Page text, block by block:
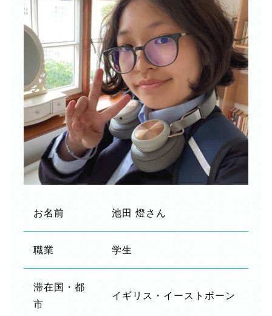
お名前 池田 燈さん
職業 学生
滞在国・都
市
イギリス・イーストボーン